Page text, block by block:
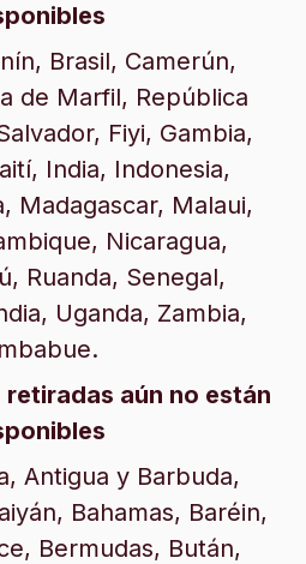
Brasil, Camerún,
de Marfil, República
Fiyi, Gambia,
India, Indonesia,
Madagascar, Malaui,
Nicaragua,
Ruanda, Senegal,
Uganda, Zambia,
retiradas aún no están
Antigua y Barbuda,
Bahamas, Baréin,
Bermudas, Bután,